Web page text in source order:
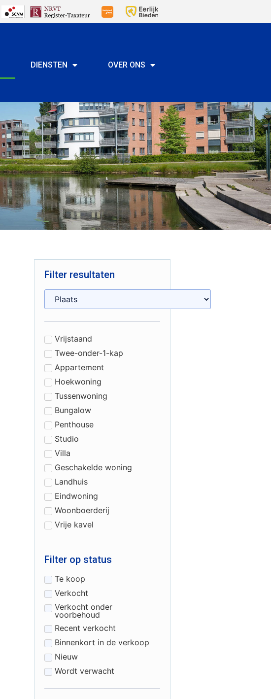
DIENSTEN OVER ONS
Filter resultaten
Vrijstaand
Twee-onder-1-kap
Appartement
Hoekwoning
Tussenwoning
Bungalow
Penthouse
Studio
Villa
Geschakelde woning
Landhuis
Eindwoning
Woonboerderij
Vrije kavel
Filter op status
Te koop
Verkocht
Verkocht onder
voorbehoud
Recent verkocht
Binnenkort in de verkoop
Nieuw
Wordt verwacht